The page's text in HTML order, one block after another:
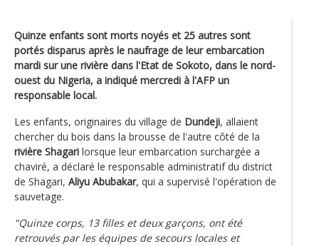
Quinze enfants sont morts noyés et 25 autres sont
portés disparus après le naufrage de leur embarcation
mardi sur une rivière dans l'Etat de Sokoto, dans le nord-
ouest du Nigeria, a indiqué mercredi à l'AFP un
responsable local.
Les enfants, originaires du village de Dundeji, allaient
chercher du bois dans la brousse de l'autre côté de la
rivière Shagari lorsque leur embarcation surchargée a
chaviré, a déclaré le responsable administratif du district
de Shagari, Aliyu Abubakar, qui a supervisé l'opération de
sauvetage.
"Quinze corps, 13 filles et deux garçons, ont été
retrouvés par les équipes de secours locales et